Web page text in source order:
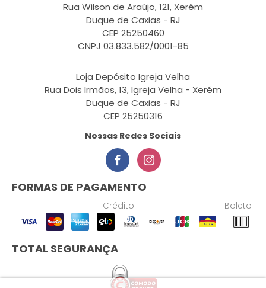
Rua Wilson de Araújo, 121, Xerém
Duque de Caxias - RJ
CEP 25250460
CNPJ 03.833.582/0001-85
Loja Depósito Igreja Velha
Rua Dois Irmãos, 13, Igreja Velha - Xerém
Duque de Caxias - RJ
CEP 25250316
Nossas Redes Sociais
FORMAS DE PAGAMENTO
Crédito Boleto
TOTAL SEGURANÇA